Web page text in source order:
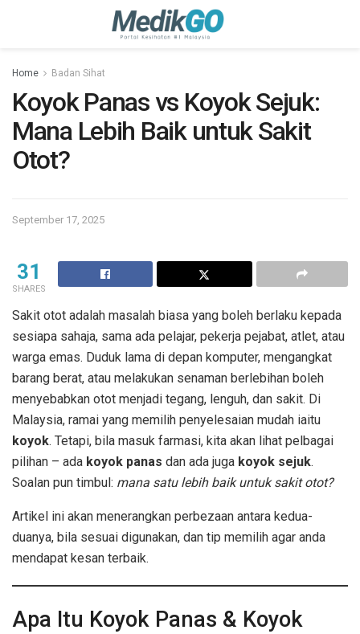
Home Badan Sihat
Koyok Panas vs Koyok Sejuk:
Mana Lebih Baik untuk Sakit
Otot?
September 17, 2025
31
SHARES
Sakit otot adalah masalah biasa yang boleh berlaku kepada
sesiapa sahaja, sama ada pelajar, pekerja pejabat, atlet, atau
warga emas. Duduk lama di depan komputer, mengangkat
barang berat, atau melakukan senaman berlebihan boleh
menyebabkan otot menjadi tegang, lenguh, dan sakit. Di
Malaysia, ramai yang memilih penyelesaian mudah iaitu
koyok. Tetapi, bila masuk farmasi, kita akan lihat pelbagai
pilihan – ada koyok panas dan ada juga koyok sejuk.
Soalan pun timbul: mana satu lebih baik untuk sakit otot?
Artikel ini akan menerangkan perbezaan antara kedua-
duanya, bila sesuai digunakan, dan tip memilih agar anda
mendapat kesan terbaik.
Apa Itu Koyok Panas & Koyok